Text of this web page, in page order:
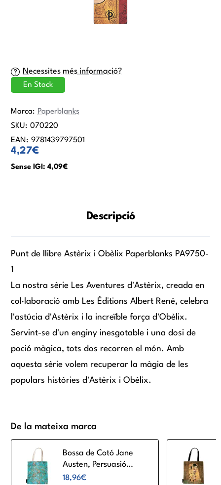
Necessites més informació?
4,27€
Sense IGI: 4,09€
En Stock
Marca: Paperblanks
SKU: 070220
EAN: 9781439797501
Descripció
Punt de llibre Astèrix i Obèlix Paperblanks PA9750-
1
La nostra sèrie Les Aventures d'Astèrix, creada en
col·laboració amb Les Éditions Albert René, celebra
l'astúcia d'Astèrix i la increïble força d'Obèlix.
Servint-se d'un enginy inesgotable i una dosi de
poció màgica, tots dos recorren el món. Amb
aquesta sèrie volem recuperar la màgia de les
populars històries d'Astèrix i Obèlix.
De la mateixa marca
Bossa de Cotó Jane
Austen, Persuasió
Paperblanks PA9940-6
18,96€